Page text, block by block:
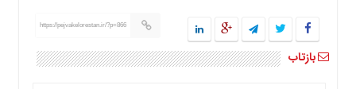
https://pejvakelorestan.ir/?p=866
بازتاب